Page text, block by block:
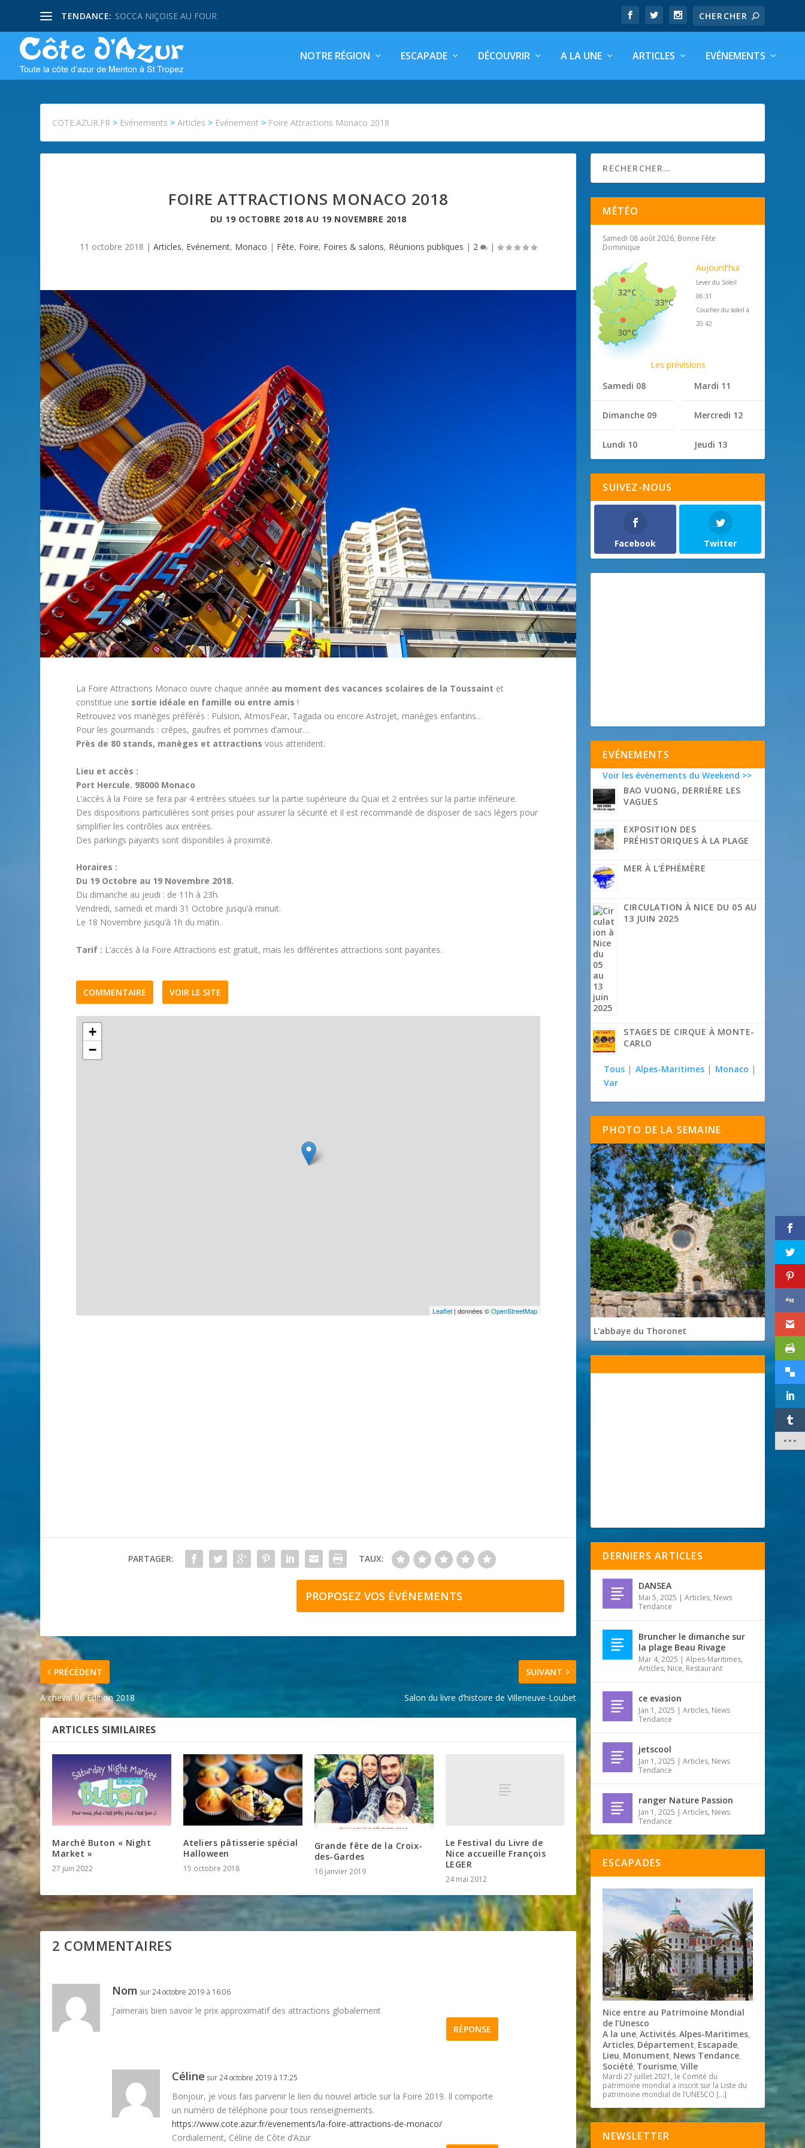
TENDANCE: SOCCA NIÇOISE AU FOUR
NOTRE RÉGION ESCAPADE DÉCOUVRIR A LA UNE ARTICLES EVÉNEMENTS
COTE.AZUR.FR > Evénements >Articles > Evénement > Foire Attractions Monaco 2018
FOIRE ATTRACTIONS MONACO 2018
DU 19 OCTOBRE 2018 AU 19 NOVEMBRE 2018
11 octobre 2018 |Articles, Evénement, Monaco | Fête, Foire, Foires & salons, Réunions publiques | 2 |
La Foire Attractions Monaco ouvre chaque année au moment des vacances scolaires de la Toussaint et
constitue une sortie idéale en famille ou entre amis !
Retrouvez vos manèges préférés : Pulsion, AtmosFear, Tagada ou encore Astrojet, manèges enfantins…
Pour les gourmands : crêpes, gaufres et pommes d’amour…
Près de 80 stands, manèges et attractions vous attendent.
Lieu et accès :
Port Hercule. 98000 Monaco
L’accès à la Foire se fera par 4 entrées situées sur la partie supérieure du Quai et 2 entrées sur la partie inférieure.
Des dispositions particulières sont prises pour assurer la sécurité et il est recommandé de disposer de sacs légers pour
simplifier les contrôles aux entrées.
Des parkings payants sont disponibles à proximité.
Horaires :
Du 19 Octobre au 19 Novembre 2018.
Du dimanche au jeudi : de 11h à 23h.
Vendredi, samedi et mardi 31 Octobre jusqu’à minuit.
Le 18 Novembre jusqu’à 1h du matin.
Tarif : L’accès à la Foire Attractions est gratuit, mais les différentes attractions sont payantes.
COMMENTAIRE VOIR LE SITE
+
−
Leaflet | données ©OpenStreetMap
PARTAGER: TAUX:
PROPOSEZ VOS ÉVÉNEMENTS
PRÉCÉDENT
A cheval 06 Édition 2018
SUIVANT
Salon du livre d’histoire de Villeneuve-Loubet
ARTICLES SIMILAIRES
Marché Buton « Night
Market »
27 juin 2022
Ateliers pâtisserie spécial
Halloween
15 octobre 2018
Grande fête de la Croix-
des-Gardes
16 janvier 2019
Le Festival du Livre de
Nice accueille François
LEGER
24 mai 2012
2 COMMENTAIRES
Nom sur 24 octobre 2019 à 16:06
J’aimerais bien savoir le prix approximatif des attractions globalement
RÉPONSE
Céline sur 24 octobre 2019 à 17:25
Bonjour, je vous fais parvenir le lien du nouvel article sur la Foire 2019. Il comporte
un numéro de téléphone pour tous renseignements.
https://www.cote.azur.fr/evenements/la-foire-attractions-de-monaco/
Cordialement, Céline de Côte d’Azur
MÉTÉO
Samedi 08 août 2026, Bonne Fête
Dominique
33°C
32°C
30°C
Aujourd'hui
Lever du Soleil
06:31
Coucher du soleil à
20:42
Les prévisions
Samedi 08
Dimanche 09
Lundi 10
Mardi 11
Mercredi 12
Jeudi 13
SUIVEZ-NOUS
Facebook Twitter
EVÉNEMENTS
Voir les événements du Weekend >>
BAO VUONG, DERRIÈRE LES
VAGUES
EXPOSITION DES
PRÉHISTORIQUES À LA PLAGE
MER À L’ÉPHÉMÈRE
CIRCULATION À NICE DU 05 AU
13 JUIN 2025
STAGES DE CIRQUE À MONTE-
CARLO
Tous | Alpes-Maritimes | Monaco |
Var
PHOTO DE LA SEMAINE
L'abbaye du Thoronet
DERNIERS ARTICLES
DANSEA
Mai 5, 2025 |Articles, News
Tendance
Bruncher le dimanche sur
la plage Beau Rivage
Mar 4, 2025 |Alpes-Maritimes,
Articles, Nice, Restaurant
ce evasion
Jan 1, 2025 |Articles, News
Tendance
jetscool
Jan 1, 2025 |Articles, News
Tendance
ranger Nature Passion
Jan 1, 2025 |Articles, News
Tendance
ESCAPADES
Nice entre au Patrimoine Mondial
de l’Unesco
A la une,Activités,Alpes-Maritimes,
Articles, Département, Escapade,
Lieu, Monument, News Tendance,
Société, Tourisme,Ville
Mardi 27 juillet 2021, le Comité du
patrimoine mondial a inscrit sur la Liste du
patrimoine mondial de l’UNESCO […]
NEWSLETTER